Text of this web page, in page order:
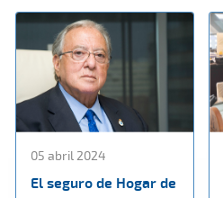
05 abril 2024
El seguro de Hogar de